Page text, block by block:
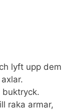
lyft upp dem
raka armar,